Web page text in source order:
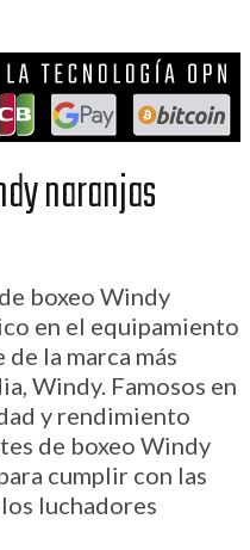
naranjas
boxeo Windy
en el equipamiento
la marca más
Windy. Famosos en
y rendimiento
de boxeo Windy
cumplir con las
luchadores